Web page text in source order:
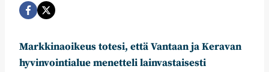
Markkinaoikeus totesi, että Vantaan ja Keravan
hyvinvointialue menetteli lainvastaisesti